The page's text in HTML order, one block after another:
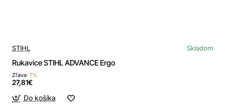
STIHL Skladom
Rukavice STIHL ADVANCE Ergo
Zľava-7%
27,81€
Do košíka